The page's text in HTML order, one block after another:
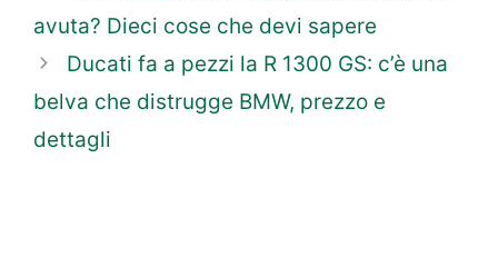
avuta? Dieci cose che devi sapere
Ducati fa a pezzi la R 1300 GS: c’è una
belva che distrugge BMW, prezzo e
dettagli